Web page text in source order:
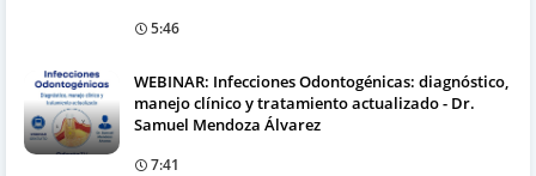
5:46
WEBINAR: Infecciones Odontogénicas: diagnóstico,
manejo clínico y tratamiento actualizado - Dr.
Samuel Mendoza Álvarez
7:41